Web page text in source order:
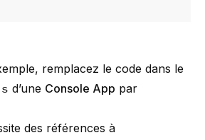
remplacez le code dans le
d’une Console App par
des références à